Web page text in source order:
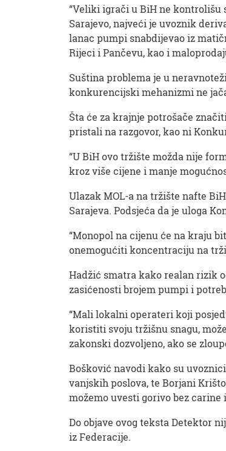
“Veliki igrači u BiH ne kontrolišu
Sarajevo, najveći je uvoznik
lanac pumpi snabdijevao iz
Rijeci i Pančevu, kao i
Suština problema je u
konkurencijski mehanizmi ne
Šta će za krajnje potrošače
pristali na razgovor, kao ni
“U BiH ovo tržište možda nije
kroz više cijene i manje
Ulazak MOL-a na tržište nafte
Sarajeva. Podsjeća da je uloga
“Monopol na cijenu će na kraju
onemogućiti koncentraciju na
Hadžić smatra kako realan rizik
zasićenosti brojem pumpi i
“Mali lokalni operateri koji
koristiti svoju tržišnu snagu,
zakonski dozvoljeno, ako se
Bošković navodi kako su
vanjskih poslova, te Borjani
možemo uvesti gorivo bez carine
Do objave ovog teksta Detektor
iz Federacije.